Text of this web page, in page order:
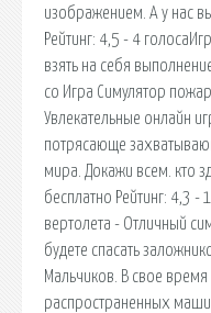
изображением. А у нас
Рейтинг: 4,5 - 4
взять на себя
со Игра Симулятор
Увлекательные онлайн
потрясающе
мира. Докажи всем. кто
бесплатно Рейтинг: 4,3 -
вертолета - Отличный
будете спасать
Мальчиков. В свое
распространенных